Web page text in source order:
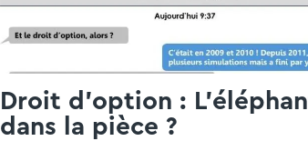
Droit d’option :
dans la pièce ?